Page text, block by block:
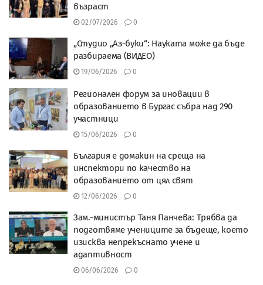
възраст
02/07/2026 0
„Студио „Аз-буки“: Науката може да бъде
разбираема (ВИДЕО)
19/06/2026 0
Регионален форум за иновации в
образованието в Бургас събра над 290
участници
15/06/2026 0
България е домакин на среща на
инспектори по качество на
образованието от цял свят
12/06/2026 0
Зам.-министър Таня Панчева: Трябва да
подготвяме учениците за бъдеще, което
изисква непрекъснато учене и
адаптивност
06/06/2026 0